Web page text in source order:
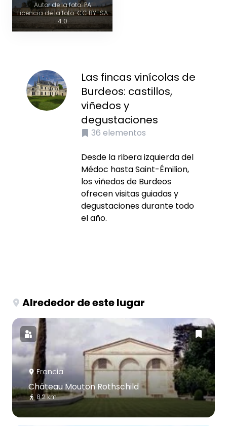
Autor de la foto: PA
Licencia de la foto: CC BY-SA
4.0
Las fincas vinícolas de
Burdeos: castillos,
viñedos y
degustaciones
36 elementos
Desde la ribera izquierda del
Médoc hasta Saint-Émilion,
los viñedos de Burdeos
ofrecen visitas guiadas y
degustaciones durante todo
el año.
Alrededor de este lugar
Francia
Château Mouton Rothschild
8.2 km